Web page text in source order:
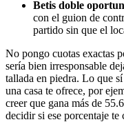
Betis doble
con el guion de
partido sin que el
No pongo cuotas exactas
sería bien irresponsable
tallada en piedra. Lo que
una casa te ofrece, por
creer que gana más de
decidir si ese porcentaje